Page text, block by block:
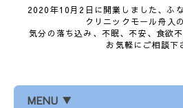
2020年10月2日に開業しました、ふな
クリニックモール舟入
気分の落ち込み、不眠、不安、食欲
お気軽にご相談下
MENU ▼